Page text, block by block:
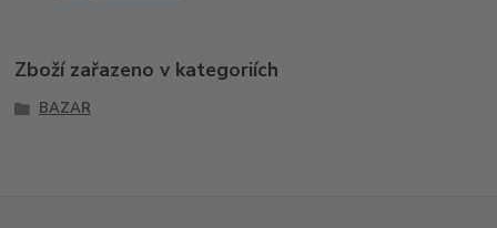
Zboží zařazeno v kategoriích
BAZAR